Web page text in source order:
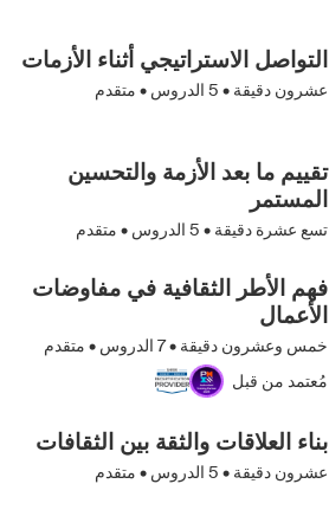
التواصل الاستراتيجي أثناء الأزمات
عشرون دقيقة • 5 الدروس • متقدم
تقييم ما بعد الأزمة والتحسين
المستمر
تسع عشرة دقيقة • 5 الدروس • متقدم
فهم الأطر الثقافية في مفاوضات
الأعمال
خمس وعشرون دقيقة •7 الدروس • متقدم
مُعتمد من قبل
بناء العلاقات والثقة بين الثقافات
عشرون دقيقة • 5 الدروس • متقدم